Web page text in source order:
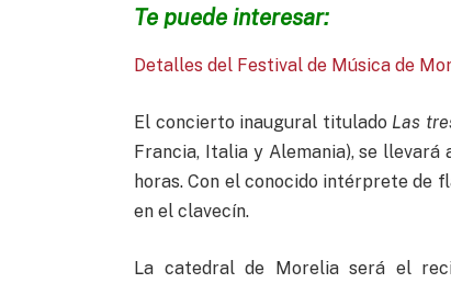
Te puede interesar:
Detalles del Festival de Música de
El concierto inaugural titulado Las
Francia, Italia y Alemania), se llevará
horas. Con el conocido intérprete de
en el clavecín.
La catedral de Morelia será el